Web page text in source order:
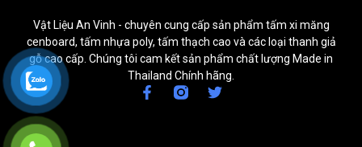
Vật Liệu An Vinh - chuyên cung cấp sản phẩm tấm xi măng
cenboard, tấm nhựa poly, tấm thạch cao và các loại thanh giả
gỗ cao cấp. Chúng tôi cam kết sản phẩm chất lượng Made in
Thailand Chính hãng.